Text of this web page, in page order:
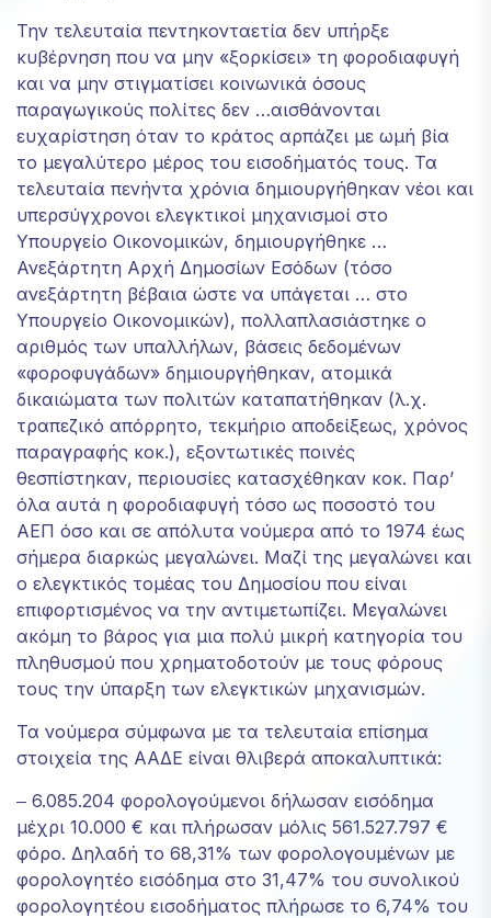
Την τελευταία πεντηκονταετία δεν υπήρξε
κυβέρνηση που να μην «ξορκίσει» τη φοροδιαφυγή
και να μην στιγματίσει κοινωνικά όσους
παραγωγικούς πολίτες δεν …αισθάνονται
ευχαρίστηση όταν το κράτος αρπάζει με ωμή βία
το μεγαλύτερο μέρος του εισοδήματός τους. Τα
τελευταία πενήντα χρόνια δημιουργήθηκαν νέοι και
υπερσύγχρονοι ελεγκτικοί μηχανισμοί στο
Υπουργείο Οικονομικών, δημιουργήθηκε …
Ανεξάρτητη Αρχή Δημοσίων Εσόδων (τόσο
ανεξάρτητη βέβαια ώστε να υπάγεται … στο
Υπουργείο Οικονομικών), πολλαπλασιάστηκε ο
αριθμός των υπαλλήλων, βάσεις δεδομένων
«φοροφυγάδων» δημιουργήθηκαν, ατομικά
δικαιώματα των πολιτών καταπατήθηκαν (λ.χ.
τραπεζικό απόρρητο, τεκμήριο αποδείξεως, χρόνος
παραγραφής κοκ.), εξοντωτικές ποινές
θεσπίστηκαν, περιουσίες κατασχέθηκαν κοκ. Παρ’
όλα αυτά η φοροδιαφυγή τόσο ως ποσοστό του
ΑΕΠ όσο και σε απόλυτα νούμερα από το 1974 έως
σήμερα διαρκώς μεγαλώνει. Μαζί της μεγαλώνει και
ο ελεγκτικός τομέας του Δημοσίου που είναι
επιφορτισμένος να την αντιμετωπίζει. Μεγαλώνει
ακόμη το βάρος για μια πολύ μικρή κατηγορία του
πληθυσμού που χρηματοδοτούν με τους φόρους
τους την ύπαρξη των ελεγκτικών μηχανισμών.
Τα νούμερα σύμφωνα με τα τελευταία επίσημα
στοιχεία της ΑΑΔΕ είναι θλιβερά αποκαλυπτικά:
‒ 6.085.204 φορολογούμενοι δήλωσαν εισόδημα
μέχρι 10.000 € και πλήρωσαν μόλις 561.527.797 €
φόρο. Δηλαδή το 68,31% των φορολογουμένων με
φορολογητέο εισόδημα στο 31,47% του συνολικού
φορολογητέου εισοδήματος πλήρωσε το 6,74% του
αυτά τα
cookies,
ορισμένες
λειτουργίες
ιστότοπου
θα πάψουν
να είναι
διαθέσιμες.
Marketing
Κοινοποιώντας
τα
ενδιαφέροντα
και τη
συμπεριφορά
σας κατά την
επίσκεψή σας
στον ιστότοπό
μας, αυξάνετε
την πιθανότητα
να δείτε
εξατομικευμένο
περιεχόμενο
και προσφορές.